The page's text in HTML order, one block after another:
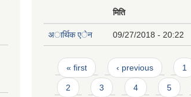
मिति
अार्थिक एेन 09/27/2018 - 20:22
Pages
« first ‹ previous 1
2 3 4 5